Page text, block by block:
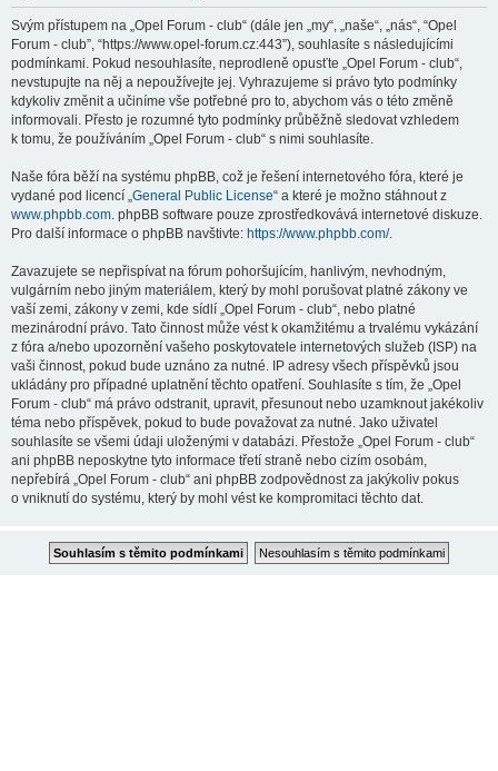
Svým přístupem na „Opel Forum - club“ (dále jen „my“, „naše“, „nás“, “Opel
Forum - club”, “https://www.opel-forum.cz:443”), souhlasíte s následujícími
podmínkami. Pokud nesouhlasíte, neprodleně opusťte „Opel Forum - club“,
nevstupujte na něj a nepoužívejte jej. Vyhrazujeme si právo tyto podmínky
kdykoliv změnit a učiníme vše potřebné pro to, abychom vás o této změně
informovali. Přesto je rozumné tyto podmínky průběžně sledovat vzhledem
k tomu, že používáním „Opel Forum - club“ s nimi souhlasíte.
Naše fóra běží na systému phpBB, což je řešení internetového fóra, které je
vydané pod licencí „General Public License“ a které je možno stáhnout z
www.phpbb.com. phpBB software pouze zprostředkovává internetové diskuze.
Pro další informace o phpBB navštivte: https://www.phpbb.com/.
Zavazujete se nepřispívat na fórum pohoršujícím, hanlivým, nevhodným,
vulgárním nebo jiným materiálem, který by mohl porušovat platné zákony ve
vaší zemi, zákony v zemi, kde sídlí „Opel Forum - club“, nebo platné
mezinárodní právo. Tato činnost může vést k okamžitému a trvalému vykázání
z fóra a/nebo upozornění vašeho poskytovatele internetových služeb (ISP) na
vaši činnost, pokud bude uznáno za nutné. IP adresy všech příspěvků jsou
ukládány pro případné uplatnění těchto opatření. Souhlasíte s tím, že „Opel
Forum - club“ má právo odstranit, upravit, přesunout nebo uzamknout jakékoliv
téma nebo příspěvek, pokud to bude považovat za nutné. Jako uživatel
souhlasíte se všemi údaji uloženými v databázi. Přestože „Opel Forum - club“
ani phpBB neposkytne tyto informace třetí straně nebo cizím osobám,
nepřebírá „Opel Forum - club“ ani phpBB zodpovědnost za jakýkoliv pokus
o vniknutí do systému, který by mohl vést ke kompromitaci těchto dat.